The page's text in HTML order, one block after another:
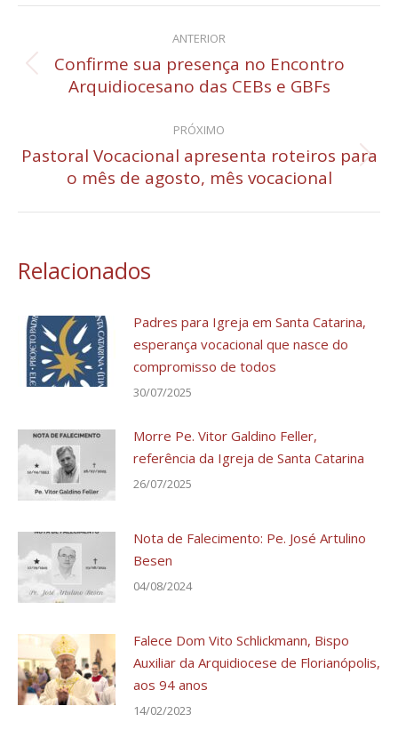
Navegação
de
post:
ANTERIOR
Post
anterior:
Confirme sua presença no Encontro
Arquidiocesano das CEBs e GBFs
PRÓXIMO
Próximo
post:
Pastoral Vocacional apresenta roteiros para
o mês de agosto, mês vocacional
Relacionados
Padres para Igreja em Santa Catarina,
esperança vocacional que nasce do
compromisso de todos
30/07/2025
Morre Pe. Vitor Galdino Feller,
referência da Igreja de Santa Catarina
26/07/2025
Nota de Falecimento: Pe. José Artulino
Besen
04/08/2024
Falece Dom Vito Schlickmann, Bispo
Auxiliar da Arquidiocese de Florianópolis,
aos 94 anos
14/02/2023